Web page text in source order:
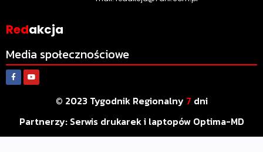
Redakcja
Media społecznościowe
© 2023 Tygodnik Regionalny 7 dni
Partnerzy: Serwis drukarek i laptopów Optima-MD